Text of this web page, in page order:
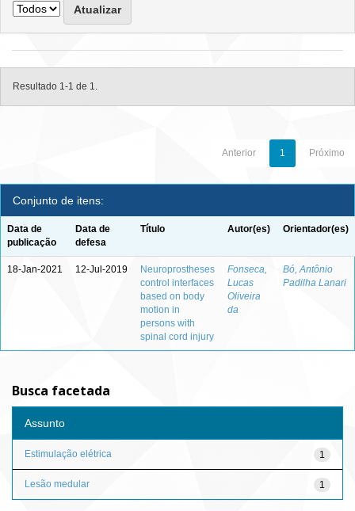
Resultado 1-1 de 1.
Anterior 1 Próximo
Conjunto de itens:
Data de
publicação
Data de
defesa
Título Autor(es) Orientador(es)
18-Jan-2021 12-Jul-2019
Neuroprostheses
control interfaces
based on body
motion in
persons with
spinal cord injury
Fonseca,
Lucas
Oliveira
da
Bó, Antônio
Padilha Lanari
Busca facetada
Assunto
1
Estimulação elétrica
1
Lesão medular